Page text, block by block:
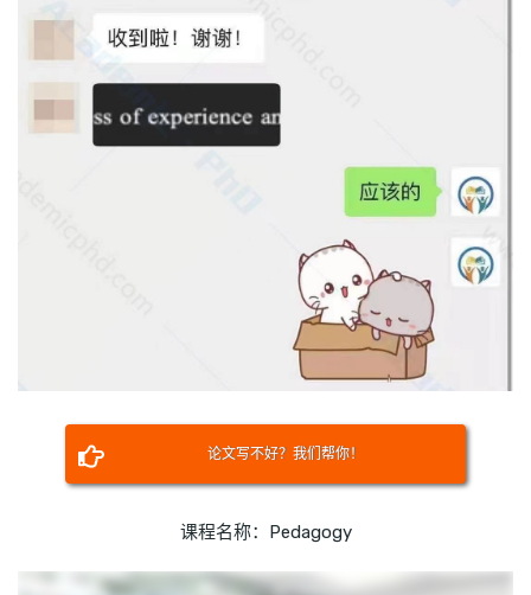
论文写不好？我们帮你！
课程名称：Pedagogy